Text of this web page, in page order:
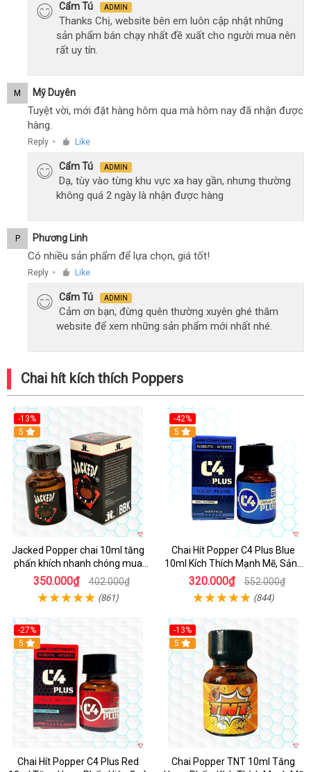
Cẩm Tú ADMIN
Thanks Chị, website bên em luôn cập nhật những
sản phẩm bán chạy nhất đề xuất cho người mua nên
rất uy tín.
M Mỹ Duyên
Tuyệt vời, mới đặt hàng hôm qua mà hôm nay đã nhận được
hàng.
Reply ● Like
Cẩm Tú ADMIN
Dạ, tùy vào từng khu vực xa hay gần, nhưng thường
không quá 2 ngày là nhận được hàng
P Phương Linh
Có nhiều sản phẩm để lựa chọn, giá tốt!
Reply ● Like
Cẩm Tú ADMIN
Cảm ơn bạn, đừng quên thường xuyên ghé thăm
website để xem những sản phẩm mới nhất nhé.
Chai hít kích thích Poppers
-13%
5
Jacked Popper chai 10ml tăng
phấn khích nhanh chóng mua
ngay
350.000₫ 402.000₫
(861)
-42%
5
Chai Hít Popper C4 Plus Blue
10ml Kích Thích Mạnh Mẽ, Sảng
Khoái
320.000₫ 552.000₫
(844)
-27%
5
Chai Hít Popper C4 Plus Red
-13%
5
Chai Popper TNT 10ml Tăng